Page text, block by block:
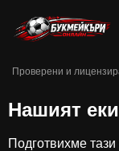
Проверени и
Нашият
Подготвихме